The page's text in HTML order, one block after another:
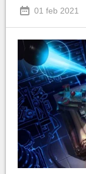
01 feb 2021